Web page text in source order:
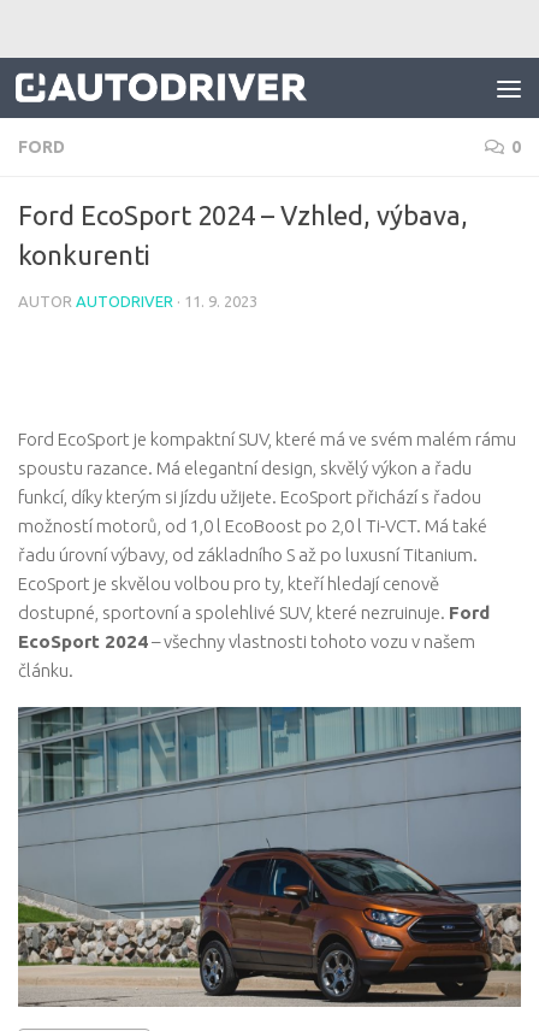
FORD 0
Ford EcoSport 2024 – Vzhled, výbava,
konkurenti
AUTOR AUTODRIVER · 11. 9. 2023
Ford EcoSport je kompaktní SUV, které má ve svém malém rámu
spoustu razance. Má elegantní design, skvělý výkon a řadu
funkcí, díky kterým si jízdu užijete. EcoSport přichází s řadou
možností motorů, od 1,0 l EcoBoost po 2,0 l Ti-VCT. Má také
řadu úrovní výbavy, od základního S až po luxusní Titanium.
EcoSport je skvělou volbou pro ty, kteří hledají cenově
dostupné, sportovní a spolehlivé SUV, které nezruinuje. Ford
EcoSport 2024– všechny vlastnosti tohoto vozu v našem
článku.